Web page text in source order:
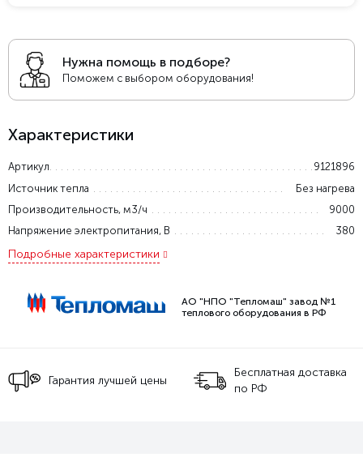
Нужна помощь в подборе?
Поможем с выбором оборудования!
Характеристики
Артикул
9121896
Источник тепла
Без нагрева
Производительность, м3/ч
9000
Напряжение электропитания, В
380
Подробные характеристики
АО "НПО "Тепломаш" завод №1
теплового оборудования в РФ
Гарантия лучшей цены
Бесплатная доставка
по РФ